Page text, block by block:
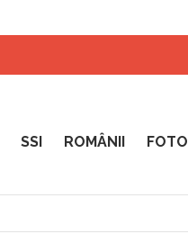
SSI ROMÂNII